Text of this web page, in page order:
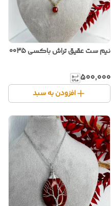
نیم ست عقیق تراش باکسی 0035
۵۰۰٬۰۰۰
افزودن به سبد